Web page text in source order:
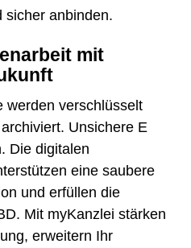
sicher anbinden.
mit
werden verschlüsselt
Unsichere E
Die digitalen
eine saubere
und erfüllen die
Mit myKanzlei stärken
erweitern Ihr